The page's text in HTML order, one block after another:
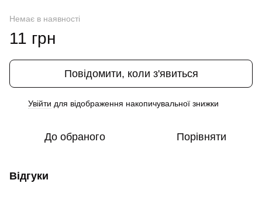
Немає в наявності
11 грн
Повідомити, коли з'явиться
Увійти для відображення накопичувальної знижки
До обраного Порівняти
Відгуки